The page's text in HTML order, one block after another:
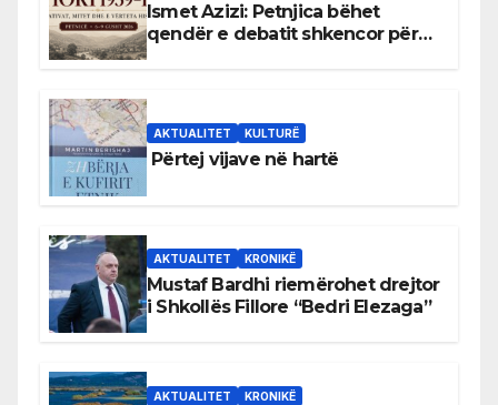
Ismet Azizi: Petnjica bëhet
qendër e debatit shkencor për
AKTUALITET KULTURË
Përtej vijave në hartë
AKTUALITET KRONIKË
Mustaf Bardhi riemërohet drejtor
i Shkollës Fillore “Bedri Elezaga”
AKTUALITET KRONIKË